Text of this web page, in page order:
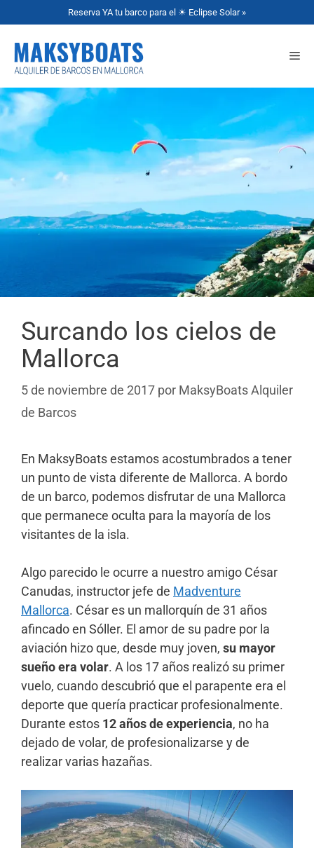
Reserva YA tu barco para el ☀ Eclipse Solar »
Surcando los cielos de
Mallorca
5 de noviembre de 2017 por MaksyBoats Alquiler
de Barcos
En MaksyBoats estamos acostumbrados a tener
un punto de vista diferente de Mallorca. A bordo
de un barco, podemos disfrutar de una Mallorca
que permanece oculta para la mayoría de los
visitantes de la isla.
Algo parecido le ocurre a nuestro amigo César
Canudas, instructor jefe de Madventure
Mallorca. César es un mallorquín de 31 años
afincado en Sóller. El amor de su padre por la
aviación hizo que, desde muy joven, su mayor
sueño era volar. A los 17 años realizó su primer
vuelo, cuando descubrió que el parapente era el
deporte que quería practicar profesionalmente.
Durante estos 12 años de experiencia, no ha
dejado de volar, de profesionalizarse y de
realizar varias hazañas.